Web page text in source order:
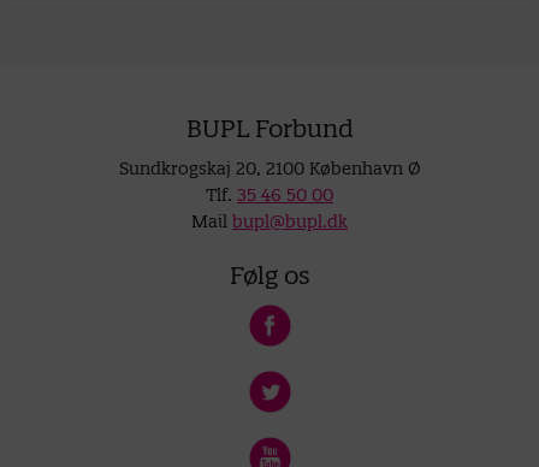
BUPL Forbund
Sundkrogskaj 20, 2100 København Ø
Tlf. 35 46 50 00
Mail bupl@bupl.dk
Følg os